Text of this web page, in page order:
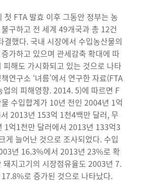
첫 FTA 발효 이후 그동안 정부는 농
구하고 전 세계 49개국과 총 12건
결했다. 국내 시장에서 수입농산물의
가하고 있으며 관세감축 확대에 따
피해도 가시화되고 있는 것으로 나타
연구소 ‘녀름’에서 연구한 자료(FTA
업의 피해영향. 2014. 5)에 따르면 F
수입합계가 10년 전인 2004년 1억
2013년 153억 1천4백만 달러, 무
1억1천만 달러에서 2013년 133억3
게 늘어난 것으로 조사되었다. 수입
년 16.3%에서 2013년 23%로 확
돼지고기의 시장점유율도 2003년 7.
로 증가된 것으로 나타났다.